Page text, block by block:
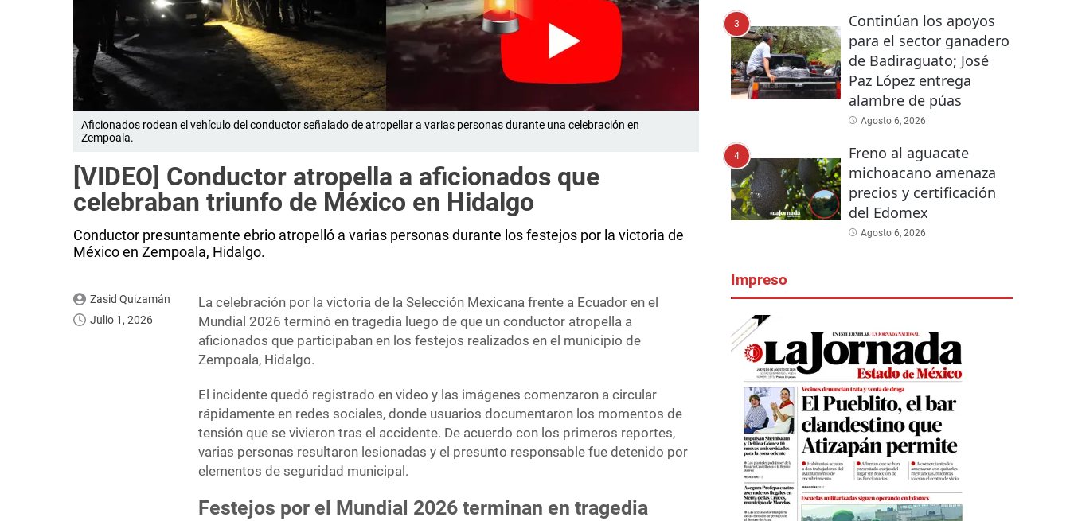
Aficionados rodean el vehículo del conductor señalado de atropellar a varias personas durante una celebración en
Zempoala.
[VIDEO] Conductor atropella a aficionados que
celebraban triunfo de México en Hidalgo
Conductor presuntamente ebrio atropelló a varias personas durante los festejos por la victoria de
México en Zempoala, Hidalgo.
Zasid Quizamán
Julio 1, 2026
La celebración por la victoria de la Selección Mexicana frente a Ecuador en el
Mundial 2026 terminó en tragedia luego de que un conductor atropella a
aficionados que participaban en los festejos realizados en el municipio de
Zempoala, Hidalgo.
El incidente quedó registrado en video y las imágenes comenzaron a circular
rápidamente en redes sociales, donde usuarios documentaron los momentos de
tensión que se vivieron tras el accidente. De acuerdo con los primeros reportes,
varias personas resultaron lesionadas y el presunto responsable fue detenido por
elementos de seguridad municipal.
Festejos por el Mundial 2026 terminan en tragedia
3
Continúan los apoyos
para el sector ganadero
de Badiraguato; José
Paz López entrega
alambre de púas
Agosto 6, 2026
4
Freno al aguacate
michoacano amenaza
precios y certificación
del Edomex
Agosto 6, 2026
Impreso